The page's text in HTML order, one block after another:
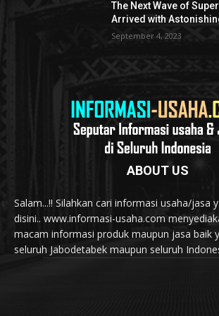
The Next Wave of
Arrived with
September 4, 2023
ABOUT US
Salam...!! Silahkan cari informasi usaha/jasa
disini.. www.informasi-usaha.com
macam informasi produk maupun jasa baik
seluruh Jabodetabek maupun seluruh